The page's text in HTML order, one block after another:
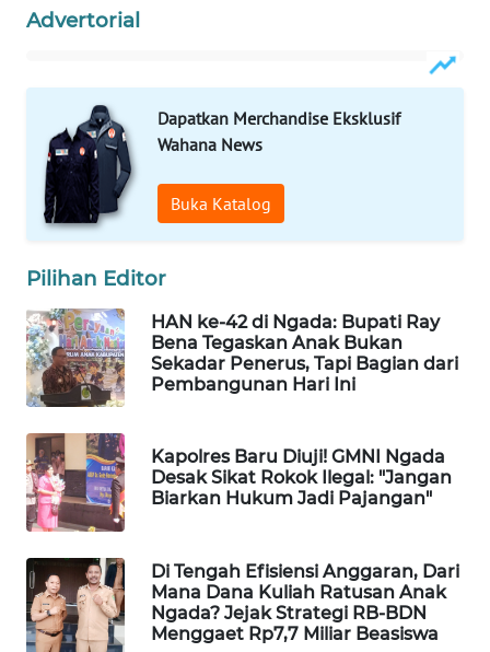
Advertorial
Dapatkan Merchandise Eksklusif
Wahana News
Buka Katalog
Pilihan Editor
HAN ke-42 di Ngada: Bupati Ray
Bena Tegaskan Anak Bukan
Sekadar Penerus, Tapi Bagian dari
Pembangunan Hari Ini
Kapolres Baru Diuji! GMNI Ngada
Desak Sikat Rokok Ilegal: "Jangan
Biarkan Hukum Jadi Pajangan"
Di Tengah Efisiensi Anggaran, Dari
Mana Dana Kuliah Ratusan Anak
Ngada? Jejak Strategi RB-BDN
Menggaet Rp7,7 Miliar Beasiswa
INFRASTRUKTUR
WAHANA
LISTRIK
WAHANA
WAHANA
TV
WAHANANEWS
WAHANANEWS
CO ID
WAHANANEWS
NET
WAHANA